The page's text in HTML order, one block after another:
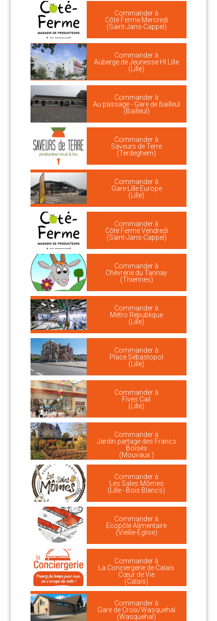
Commander à
Côté Ferme Mercredi
(Saint-Jans-Cappel)
Commander à
Auberge de Jeunesse HI Lille
(Lille)
Commander à
Au passage - Gare de Bailleul
(Bailleul)
Commander à
Saveurs de Terre
(Terdeghem)
Commander à
Gare Lille Europe
(Lille)
Commander à
Côté Ferme Vendredi
(Saint-Jans-Cappel)
Commander à
Chèvrerie du Tannay
(Thiennes)
Commander à
Métro République
(Lille)
Commander à
Place Sébastopol
(Lille)
Commander à
Fives Cail
(Lille)
Commander à
Jardin partagé des Francs
Boisés
(Mouvaux )
Commander à
Les Sales Mômes
(Lille - Bois Blancs)
Commander à
Ecopôle Alimentaire
(Vieille-Église)
Commander à
La Conciergerie de Calais
Cœur de Vie
(Calais)
Commander à
Gare de Croix/Wasquehal
(Wasquehal)